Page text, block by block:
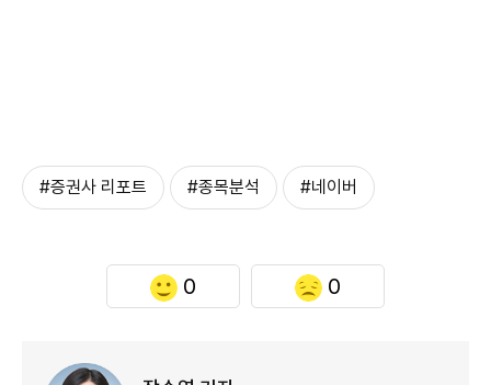
#증권사 리포트 #종목분석 #네이버
0 0